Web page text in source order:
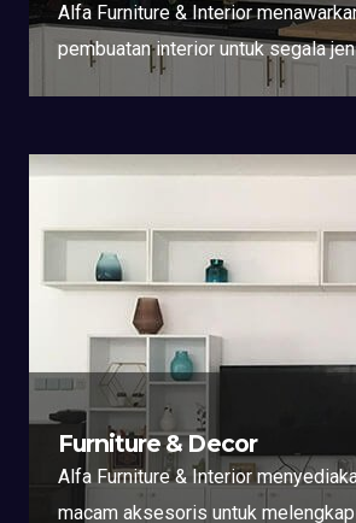
Alfa Furniture & Interior
pembuatan interior untuk segala
Furniture & Decor
Alfa Furniture & Interior
macam aksesoris untuk